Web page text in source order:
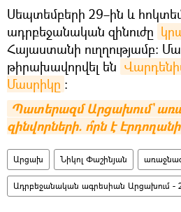
Սեպտեմբերի 29–ին և
ադրբեջանական զինուժը
Հայաստանի ուղղությամբ։
թիրախավորվել են
Մասրիկը ։
Պատերազմ Արցախում`
զինվորների. ո՞րն է
Արցախ Նիկոլ Փաշինյան
Ադրբեջանական ագրեսիան Արցախում -